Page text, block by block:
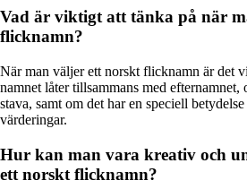
Vad är viktigt att tänka på när
flicknamn?
När man väljer ett norskt flicknamn är det
namnet låter tillsammans med efternamnet,
stava, samt om det har en speciell
värderingar.
Hur kan man vara kreativ och
ett norskt flicknamn?